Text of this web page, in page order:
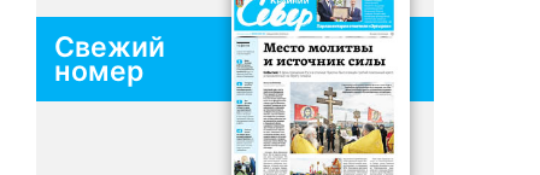
Свежий
номер